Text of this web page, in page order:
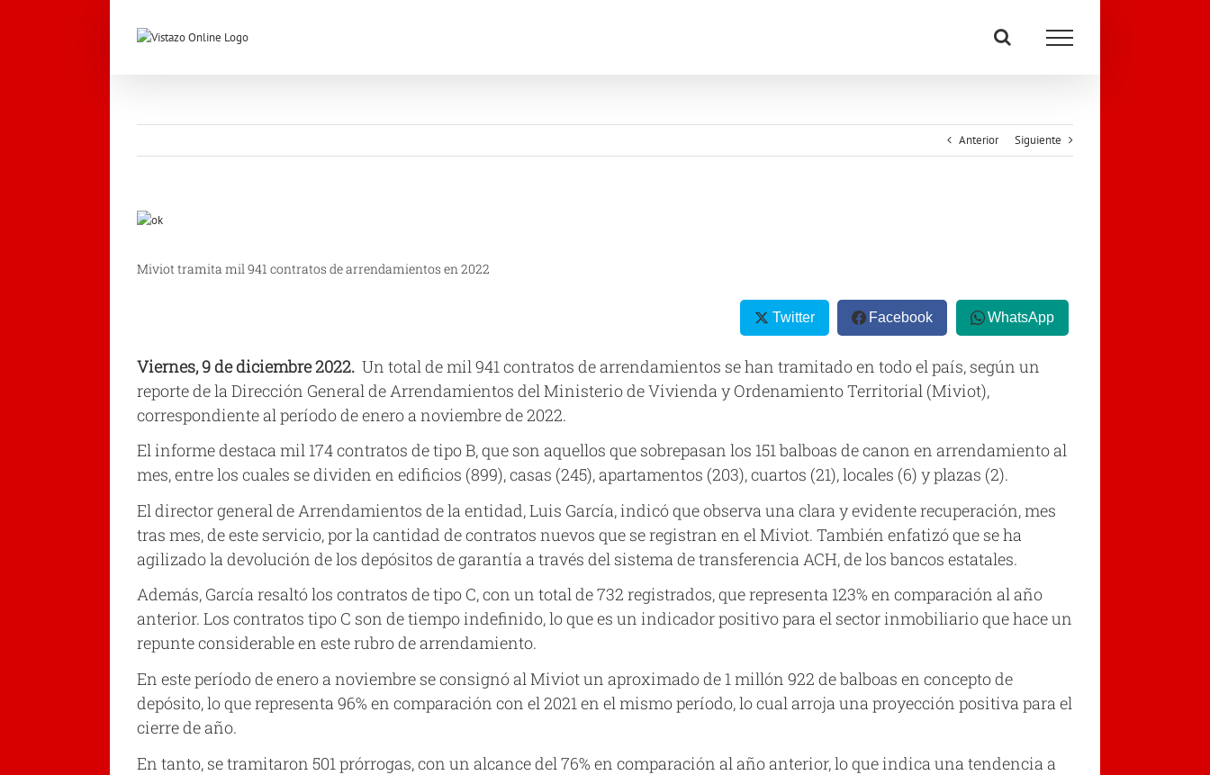
Anterior Siguiente
Ver
grande
Miviot tramita mil 941 contratos de arrendamientos en 2022
Twitter Facebook WhatsApp
Viernes, 9 de diciembre 2022. Un total de mil 941 contratos de arrendamientos se han tramitado en todo el país, según un
reporte de la Dirección General de Arrendamientos del Ministerio de Vivienda y Ordenamiento Territorial (Miviot),
correspondiente al período de enero a noviembre de 2022.
El informe destaca mil 174 contratos de tipo B, que son aquellos que sobrepasan los 151 balboas de canon en arrendamiento al
mes, entre los cuales se dividen en edificios (899), casas (245), apartamentos (203), cuartos (21), locales (6) y plazas (2).
El director general de Arrendamientos de la entidad, Luis García, indicó que observa una clara y evidente recuperación, mes
tras mes, de este servicio, por la cantidad de contratos nuevos que se registran en el Miviot. También enfatizó que se ha
agilizado la devolución de los depósitos de garantía a través del sistema de transferencia ACH, de los bancos estatales.
Además, García resaltó los contratos de tipo C, con un total de 732 registrados, que representa 123% en comparación al año
anterior. Los contratos tipo C son de tiempo indefinido, lo que es un indicador positivo para el sector inmobiliario que hace un
repunte considerable en este rubro de arrendamiento.
En este período de enero a noviembre se consignó al Miviot un aproximado de 1 millón 922 de balboas en concepto de
depósito, lo que representa 96% en comparación con el 2021 en el mismo período, lo cual arroja una proyección positiva para el
cierre de año.
En tanto, se tramitaron 501 prórrogas, con un alcance del 76% en comparación al año anterior, lo que indica una tendencia a